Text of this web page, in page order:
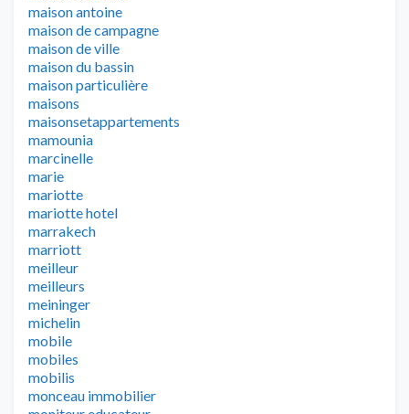
maison antoine
maison de campagne
maison de ville
maison du bassin
maison particulière
maisons
maisonsetappartements
mamounia
marcinelle
marie
mariotte
mariotte hotel
marrakech
marriott
meilleur
meilleurs
meininger
michelin
mobile
mobiles
mobilis
monceau immobilier